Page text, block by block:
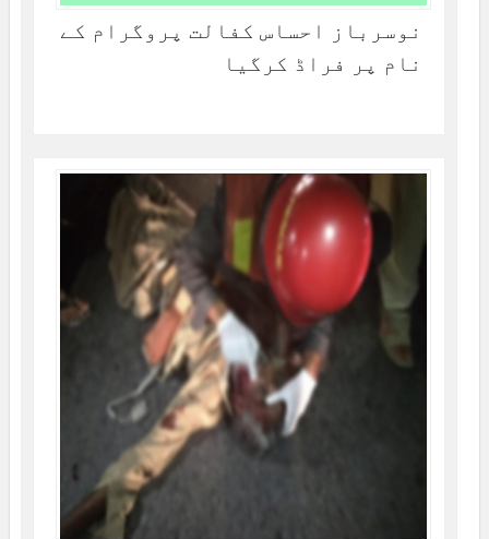
نوسرباز احساس کفالت پروگرام کے
نام پر فراڈ کرگیا